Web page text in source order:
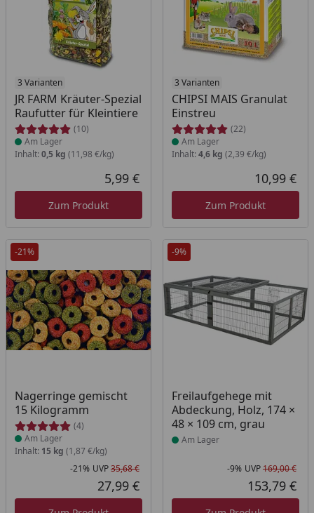
3 Varianten
JR FARM Kräuter-Spezial
Raufutter für Kleintiere
(10)
Produkt am Lager
Am Lager
Inhalt: 0,5 kg (11,98 €/kg)
Aktueller Preis
5,99 €
Zum Produkt
3 Varianten
CHIPSI MAIS Granulat
Einstreu
(22)
Produkt am Lager
Am Lager
Inhalt: 4,6 kg (2,39 €/kg)
10,99 €
Zum Produkt
-21%
Nagerringe gemischt
15 Kilogramm
(4)
Produkt am Lager
Am Lager
Inhalt: 15 kg (1,87 €/kg)
Rabatt in Prozent
-21%
Ursprünglicher Preis
UVP35,68 €
Aktueller Preis
27,99 €
-9%
Freilaufgehege mit
Abdeckung, Holz, 174 ×
48 × 109 cm, grau
Produkt am Lager
Am Lager
-9% UVP169,00 €
153,79 €